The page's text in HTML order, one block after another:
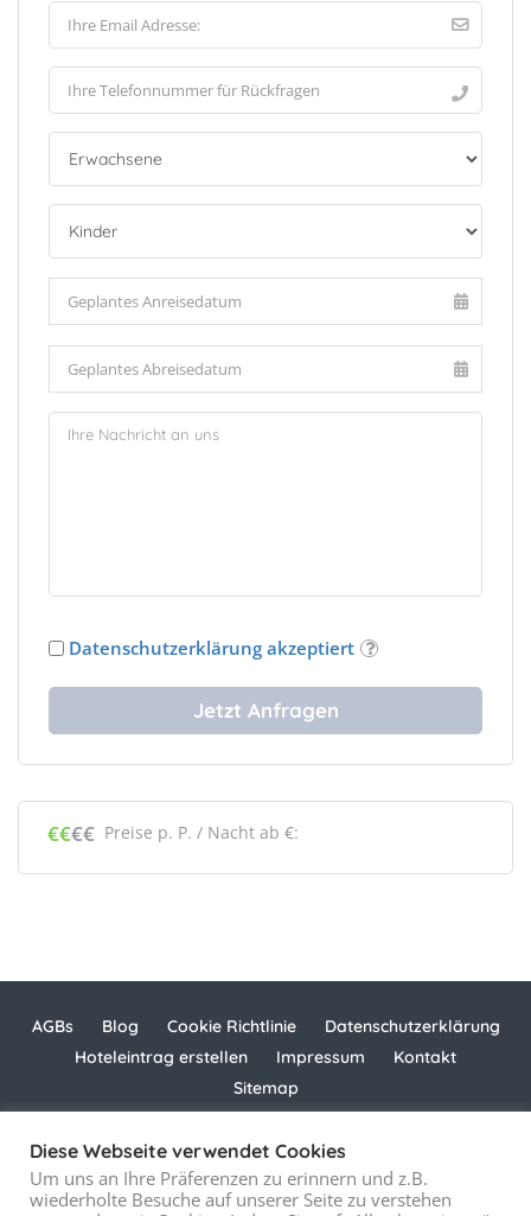
Datenschutzerklärung akzeptiert
€€€€ Preise p. P. / Nacht ab €:
AGBs Blog Cookie Richtlinie
Datenschutzerklärung
Hoteleintrag erstellen
Impressum
Kontakt
Sitemap
Copyright © 2021 - 2025 computermobil.com
Diese Webseite verwendet Cookies
Um uns an Ihre Präferenzen zu erinnern und z.B.
wiederholte Besuche auf unserer Seite zu verstehen